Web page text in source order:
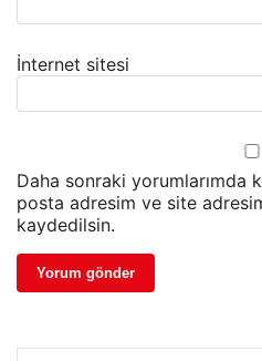
İnternet sitesi
Daha sonraki yorumlarımda
posta adresim ve site
kaydedilsin.